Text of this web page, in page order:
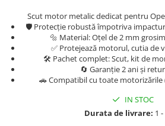
Carlige Fiat
Carlige Ford
Carlige Honda
Carlige Hyundai
Covorase auto Mitsubishi
Covorase auto Nissan
Covorase auto Opel
Covorase auto Peugeot
Covorase auto Porsche
Covorase auto Saab
Scut motor Isuzu
Scut motor Iveco
Scut motor Jeep
Scut motor Kia
Scut motor metalic dedicat pentru
🛡️ Protecție robustă împotriva
🔩 Material: Oțel de 2 mm
✅ Protejează motorul, cutia de
🛠️ Pachet complet: Scut, kit de
🔄 Garanție 2 ani și
🚗 Compatibil cu toate motorizările
IN STOC
Durata de livrare: 1